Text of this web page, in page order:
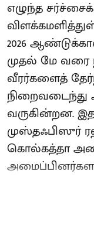
எழுந்த
2026
முதல் மே வரை
வீரர்களைத்
நிறைவடைந்து
வருகின்றன.
முஸ்தஃபிஸுர்
கொல்கத்தா